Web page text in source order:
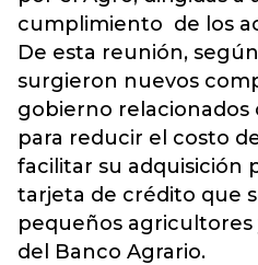
cumplimiento de los
De esta reunión,
surgieron nuevos
gobierno relacionados
para reducir el costo
facilitar su adquisición
tarjeta de crédito que
pequeños agricultores
del Banco Agrario.